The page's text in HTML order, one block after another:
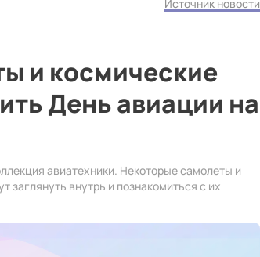
Источник новости
и космические
День авиации на
авиатехники. Некоторые самолеты и
заглянуть внутрь и познакомиться с их